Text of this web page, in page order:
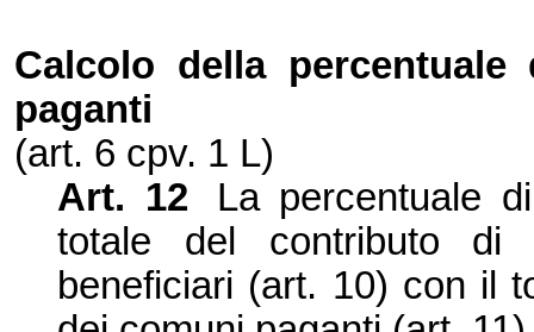
Calcolo della
paganti
(art. 6 cpv. 1 L)
Art. 12
La percentuale
totale del contributo di
beneficiari (art. 10) con il